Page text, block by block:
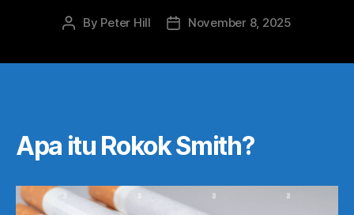
Post
By Peter Hill
PostNovember 8, 2025
Apa itu Rokok Smith?